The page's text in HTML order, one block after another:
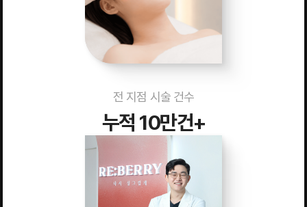
전 지점 시술 건수
누적 10만건+